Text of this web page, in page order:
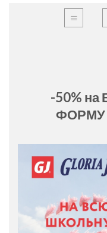
-50%
ФОРМУ